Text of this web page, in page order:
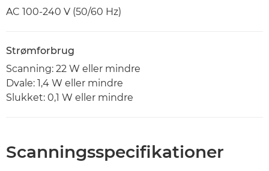
AC 100-240 V (50/60 Hz)
Strømforbrug
Scanning: 22 W eller mindre
Dvale: 1,4 W eller mindre
Slukket: 0,1 W eller mindre
Scanningsspecifikationer